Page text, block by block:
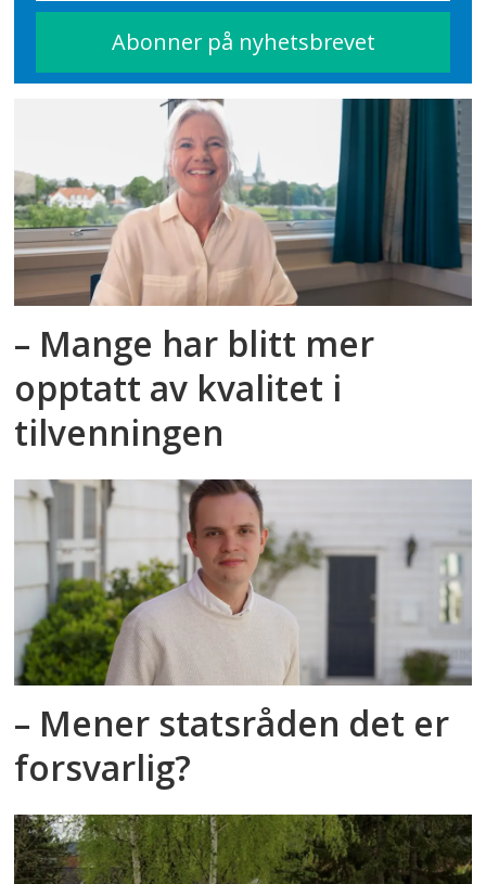
– Mange har blitt mer
opptatt av kvalitet i
tilvenningen
– Mener statsråden det er
forsvarlig?